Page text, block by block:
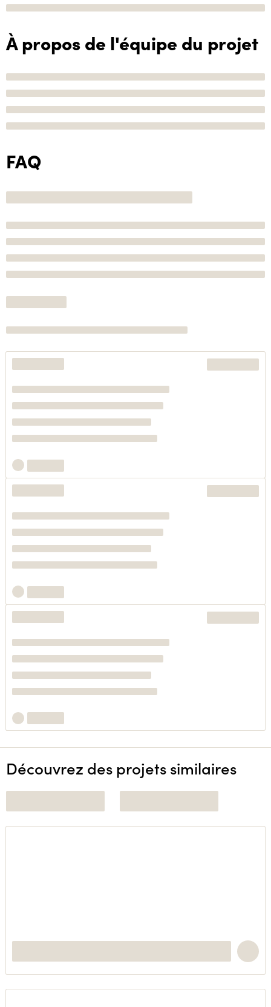
À propos de l'équipe du projet
FAQ
Découvrez des projets similaires